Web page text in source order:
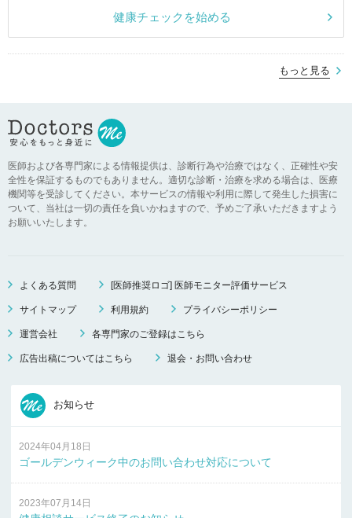
健康チェックを始める
もっと見る
医師および各専門家による情報提供は、診断行為や治療ではなく、正確性や安
全性を保証するものでもありません。適切な診断・治療を求める場合は、医療
機関等を受診してください。本サービスの情報や利用に際して発生した損害に
ついて、当社は一切の責任を負いかねますので、予めご了承いただきますよう
お願いいたします。
よくある質問 [医師推奨ロゴ] 医師モニター評価サービス
サイトマップ 利用規約 プライバシーポリシー
運営会社 各専門家のご登録はこちら
広告出稿についてはこちら 退会・お問い合わせ
お知らせ
2024年04月18日
ゴールデンウィーク中のお問い合わせ対応について
2023年07月14日